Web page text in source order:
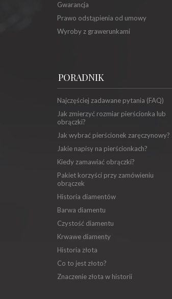
Gwarancja
Prawo odstąpienia od umowy
Wyroby z grawerunkami
PORADNIK
Najczęściej zadawane pytania (FAQ)
Jak zmierzyć rozmiar pierścionka lub
obrączki?
Jak wybrać pierścionek zaręczynowy?
Jakie napisy na pierścionkach?
Kiedy zamawiać obrączki?
Pakiet korzyści przy zamówieniu
obrączek
Historia diamentów
Barwa diamentu
Czystość diamentu
Krwawe diamenty
Historia złota
Co to jest złoto?
Znaczenie złota w historii